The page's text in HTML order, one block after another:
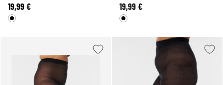
19,99 € 19,99 €